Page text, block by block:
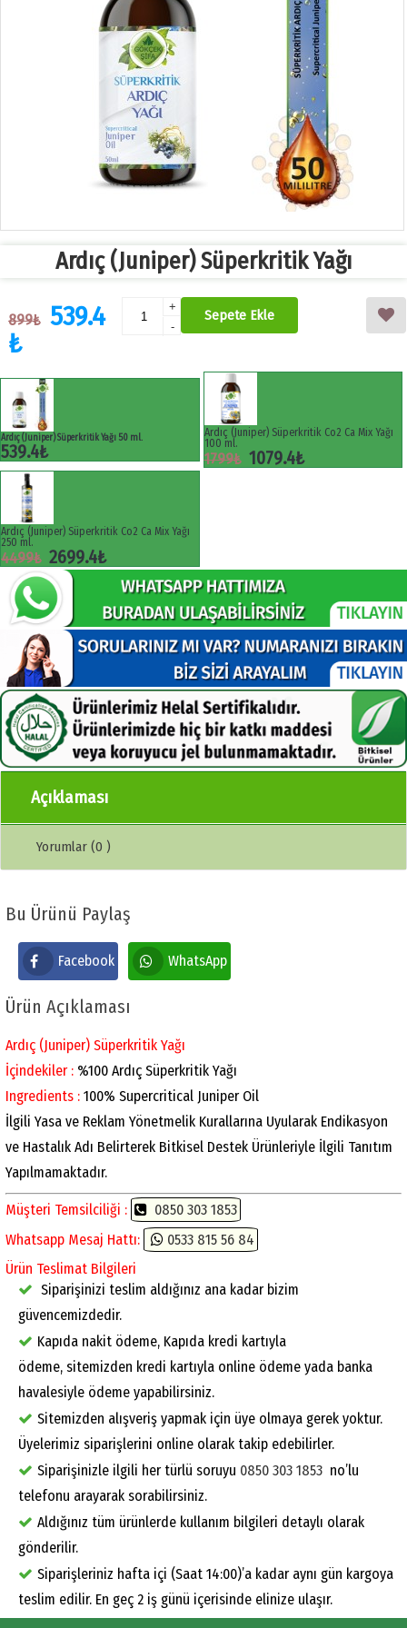
Ardıç (Juniper) Süperkritik Yağı
899₺ 539.4
₺
+
-
Sepete Ekle
Ardıç (Juniper) Süperkritik Yağı 50 ml.
539.4₺
Ardıç (Juniper) Süperkritik Co2 Ca Mix Yağı
100 ml.
1799₺ 1079.4₺
Ardıç (Juniper) Süperkritik Co2 Ca Mix Yağı
250 ml.
4499₺ 2699.4₺
Açıklaması
Yorumlar (0 )
Bu Ürünü Paylaş
Facebook WhatsApp
Ürün Açıklaması
Ardıç (Juniper) Süperkritik Yağı
İçindekiler : %100 Ardıç Süperkritik Yağı
Ingredients : 100% Supercritical Juniper Oil
İlgili Yasa ve Reklam Yönetmelik Kurallarına Uyularak Endikasyon
ve Hastalık Adı Belirterek Bitkisel Destek Ürünleriyle İlgili Tanıtım
Yapılmamaktadır.
Müşteri Temsilciliği :
0850 303 1853
Whatsapp Mesaj Hattı:
0533 815 56 84
Ürün Teslimat Bilgileri
Siparişinizi teslim aldığınız ana kadar bizim
güvencemizdedir.
Kapıda nakit ödeme, Kapıda kredi kartıyla
ödeme, sitemizden kredi kartıyla online ödeme yada banka
havalesiyle ödeme yapabilirsiniz.
Sitemizden alışveriş yapmak için üye olmaya gerek yoktur.
Üyelerimiz siparişlerini online olarak takip edebilirler.
Siparişinizle ilgili her türlü soruyu 0850 303 1853 no’lu
telefonu arayarak sorabilirsiniz.
Aldığınız tüm ürünlerde kullanım bilgileri detaylı olarak
gönderilir.
Siparişleriniz hafta içi (Saat 14:00)’a kadar aynı gün kargoya
teslim edilir. En geç 2 iş günü içerisinde elinize ulaşır.